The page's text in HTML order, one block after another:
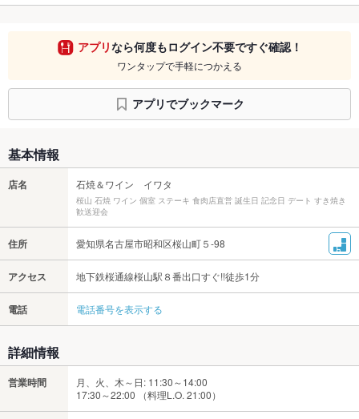
アプリなら何度もログイン不要ですぐ確認！
ワンタップで手軽につかえる
アプリでブックマーク
基本情報
店名 石焼＆ワイン イワタ
桜山 石焼 ワイン 個室 ステーキ 食肉店直営 誕生日 記念日 デート すき焼き
歓送迎会
住所 愛知県名古屋市昭和区桜山町５-98
アクセス 地下鉄桜通線桜山駅８番出口すぐ!!徒歩1分
電話 電話番号を表示する
詳細情報
営業時間
月、火、木～日: 11:30～14:00
17:30～22:00 （料理L.O. 21:00）